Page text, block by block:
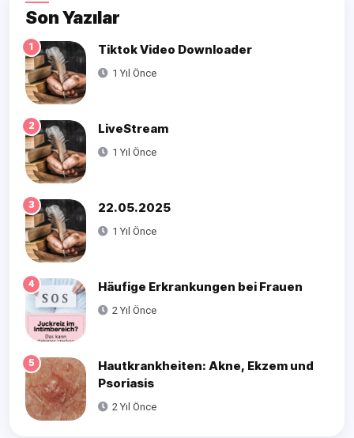
Son Yazılar
1 Tiktok Video Downloader
1 Yıl Önce
2 LiveStream
1 Yıl Önce
3 22.05.2025
1 Yıl Önce
4 Häufige Erkrankungen bei Frauen
2 Yıl Önce
5
Hautkrankheiten: Akne, Ekzem und
Psoriasis
2 Yıl Önce